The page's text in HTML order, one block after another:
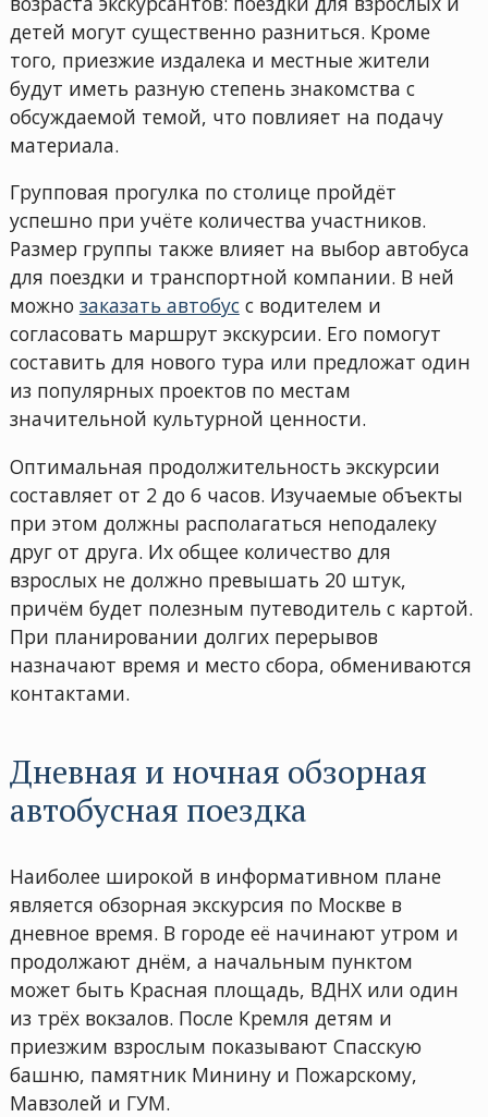
детей могут существенно разниться. Кроме
того, приезжие издалека и местные жители
будут иметь разную степень знакомства с
обсуждаемой темой, что повлияет на подачу
материала.
Групповая прогулка по столице пройдёт
успешно при учёте количества участников.
Размер группы также влияет на выбор автобуса
для поездки и транспортной компании. В ней
можно заказать автобусс водителем и
согласовать маршрут экскурсии. Его помогут
составить для нового тура или предложат один
из популярных проектов по местам
значительной культурной ценности.
Оптимальная продолжительность экскурсии
составляет от 2 до 6 часов. Изучаемые объекты
при этом должны располагаться неподалеку
друг от друга. Их общее количество для
взрослых не должно превышать 20 штук,
причём будет полезным путеводитель с картой.
При планировании долгих перерывов
назначают время и место сбора, обмениваются
контактами.
Дневная и ночная обзорная
автобусная поездка
Наиболее широкой в информативном плане
является обзорная экскурсия по Москве в
дневное время. В городе её начинают утром и
продолжают днём, а начальным пунктом
может быть Красная площадь, ВДНХ или один
из трёх вокзалов. После Кремля детям и
приезжим взрослым показывают Спасскую
башню, памятник Минину и Пожарскому,
Мавзолей и ГУМ.